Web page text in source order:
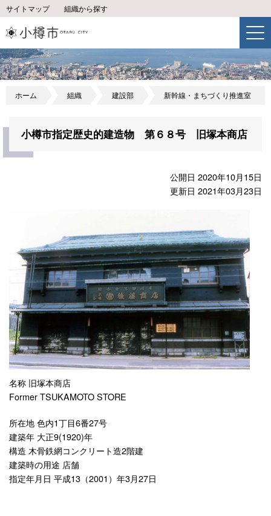
サイトマップ 組織から探す
ホーム 組織 建設部 新幹線・まちづくり推進室
小樽市指定歴史的建造物 第６８号 旧塚本商店
公開日 2020年10月15日
更新日 2021年03月23日
名称 旧塚本商店
Former TSUKAMOTO STORE
所在地 色内1丁目6番27号
建築年 大正9(1920)年
構造 木骨鉄網コンクリート造2階建
建築時の用途 店舗
指定年月日 平成13（2001）年3月27日